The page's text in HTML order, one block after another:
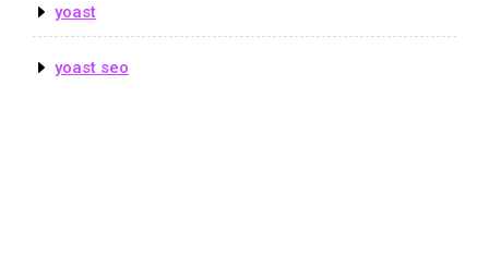
yoast
yoast seo